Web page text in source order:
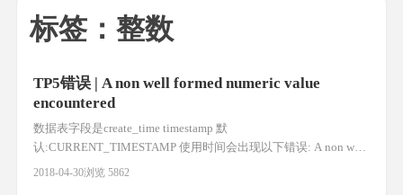
标签：整数
TP5错误 | A non well formed numeric value
encountered
数据表字段是create_time timestamp 默
认:CURRENT_TIMESTAMP 使用时间会出现以下错误: A non well
formed numeric value encountered 这是因为tp5框架会自动转换时
2018-04-30浏览 5862